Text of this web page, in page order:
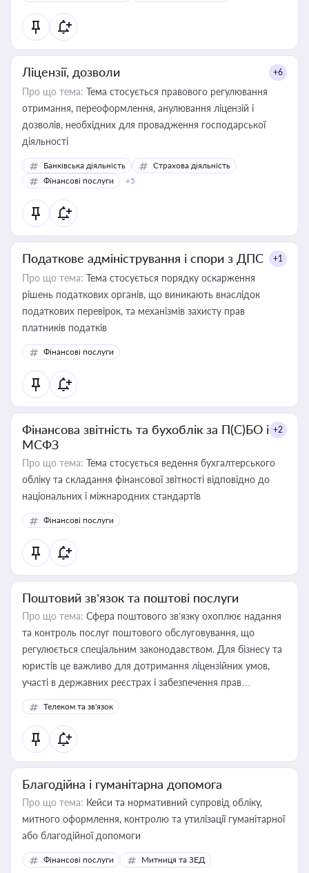
Ліцензії, дозволи +6
Про що тема: Тема стосується правового регулювання
отримання, переоформлення, анулювання ліцензій і
дозволів, необхідних для провадження господарської
діяльності
Банківська діяльність
Страхова діяльність
Фінансові послуги
+5
Податкове адміністрування і спори з ДПС +1
Про що тема: Тема стосується порядку оскарження
рішень податкових органів, що виникають внаслідок
податкових перевірок, та механізмів захисту прав
платників податків
Фінансові послуги
Фінансова звітність та бухоблік за П(С)БО і
МСФЗ
+2
Про що тема: Тема стосується ведення бухгалтерського
обліку та складання фінансової звітності відповідно до
національних і міжнародних стандартів
Фінансові послуги
Поштовий зв’язок та поштові послуги
Про що тема: Сфера поштового зв’язку охоплює надання
та контроль послуг поштового обслуговування, що
регулюється спеціальним законодавством. Для бізнесу та
юристів це важливо для дотримання ліцензійних умов,
участі в державних реєстрах і забезпечення прав
споживачів.
Телеком та зв'язок
Благодійна і гуманітарна допомога
Про що тема: Кейси та нормативний супровід обліку,
митного оформлення, контролю та утилізації гуманітарної
або благодійної допомоги
Фінансові послуги Митниця та ЗЕД